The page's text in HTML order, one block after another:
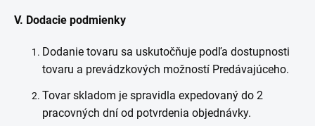
V. Dodacie podmienky
Dodanie tovaru sa uskutočňuje podľa dostupnosti
tovaru a prevádzkových možností Predávajúceho.
Tovar skladom je spravidla expedovaný do 2
pracovných dní od potvrdenia objednávky.